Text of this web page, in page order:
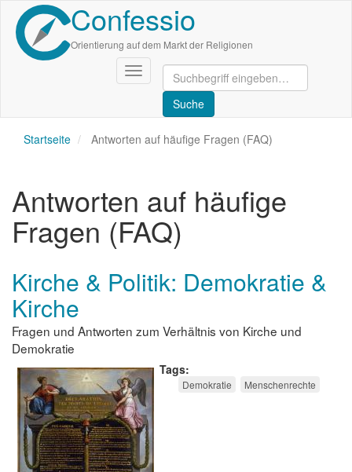
Direkt
zum
Inhalt
Confessio
Orientierung auf dem Markt der Religionen
Navigation
aktivieren/deaktivieren
Startseite Antworten auf häufige Fragen (FAQ)
Antworten auf häufige
Fragen (FAQ)
Kirche & Politik: Demokratie &
Kirche
Fragen und Antworten zum Verhältnis von Kirche und
Demokratie
Tags
Demokratie Menschenrechte